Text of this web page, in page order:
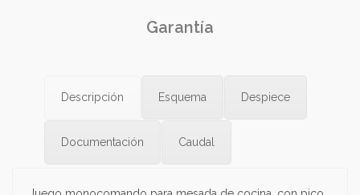
Garantía
Descripción Esquema Despiece
Documentación Caudal